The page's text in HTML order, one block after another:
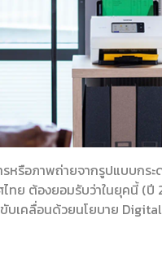
หรือภาพถ่ายจากรูปแบบกร
ทย ต้องยอมรับว่าในยุคนี้ (
เคลื่อนด้วยนโยบาย